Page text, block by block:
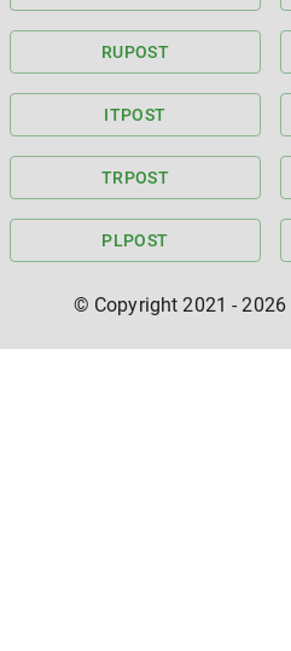
RUPOST
ITPOST
TRPOST
PLPOST
© Copyright 2021 - 2026